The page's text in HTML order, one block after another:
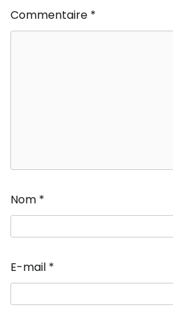
Commentaire *
Nom *
E-mail *